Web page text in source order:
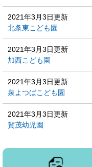
2021年3月3日更新
北条東こども園
2021年3月3日更新
加西こども園
2021年3月3日更新
泉よつばこども園
2021年3月3日更新
賀茂幼児園